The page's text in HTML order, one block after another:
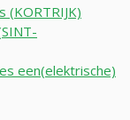
(KORTRIJK)
een(elektrische)